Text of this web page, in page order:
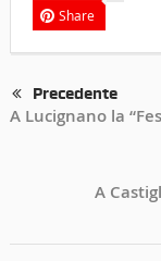
Share
Precedente
A Lucignano la
A